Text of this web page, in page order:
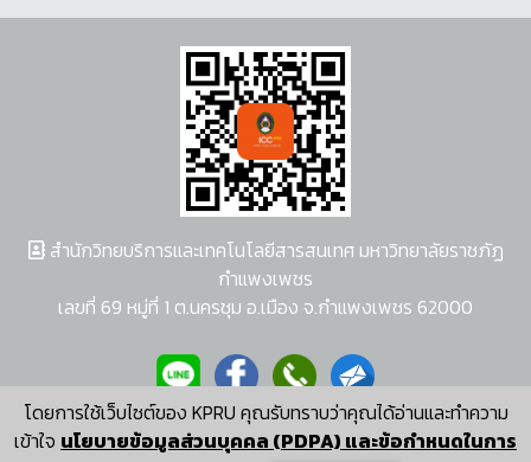
โดยการใช้เว็บไซต์ของ KPRU คุณรับทราบว่าคุณได้อ่านและทำความ
เข้าใจ นโยบายข้อมูลส่วนบุคคล (PDPA) และข้อกำหนดในการ
สำนักวิทยบริการและเทคโนโลยีสารสนเทศ มหาวิทยาลัยราชภัฏ
กำแพงเพชร
เลขที่ 69 หมู่ที่ 1 ต.นครชุม อ.เมือง จ.กำแพงเพชร 62000
ผู้พัฒนาระบบ อนุชา พวงผกา